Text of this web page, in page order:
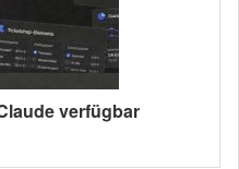
verfügbar